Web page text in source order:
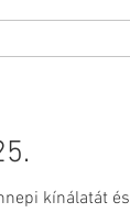
kínálatát és